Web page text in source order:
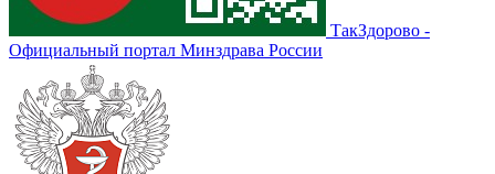
ТакЗдорово -
Официальный портал Минздрава России